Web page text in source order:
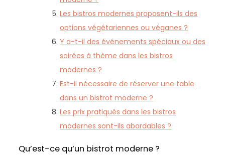
Les bistros modernes proposent-ils des
options végétariennes ou véganes ?
Y a-t-il des événements spéciaux ou des
soirées à thème dans les bistros
modernes ?
Est-il nécessaire de réserver une table
dans un bistrot moderne ?
Les prix pratiqués dans les bistros
modernes sont-ils abordables ?
Qu’est-ce qu’un bistrot moderne ?